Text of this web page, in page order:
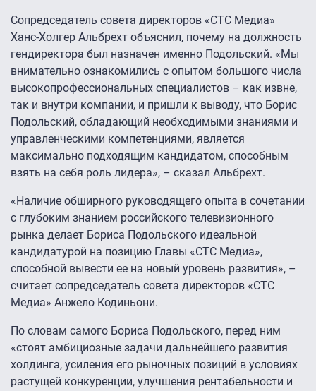
Сопредседатель совета директоров «СТС Медиа»
Ханс-Холгер Альбрехт объяснил, почему на должность
гендиректора был назначен именно Подольский. «Мы
внимательно ознакомились с опытом большого числа
высокопрофессиональных специалистов – как извне,
так и внутри компании, и пришли к выводу, что Борис
Подольский, обладающий необходимыми знаниями и
управленческими компетенциями, является
максимально подходящим кандидатом, способным
взять на себя роль лидера», – сказал Альбрехт.
«Наличие обширного руководящего опыта в сочетании
с глубоким знанием российского телевизионного
рынка делает Бориса Подольского идеальной
кандидатурой на позицию Главы «СТС Медиа»,
способной вывести ее на новый уровень развития», –
считает сопредседатель совета директоров «СТС
Медиа» Анжело Кодиньони.
По словам самого Бориса Подольского, перед ним
«стоят амбициозные задачи дальнейшего развития
холдинга, усиления его рыночных позиций в условиях
растущей конкуренции, улучшения рентабельности и